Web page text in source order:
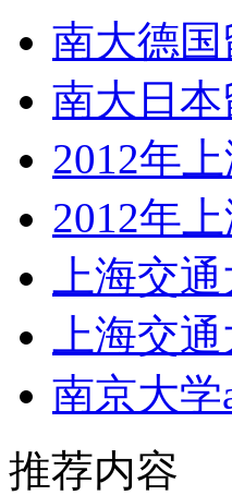
南大德国
南大日本
2012年
2012年
上海交
上海交
南京大学
推荐内容